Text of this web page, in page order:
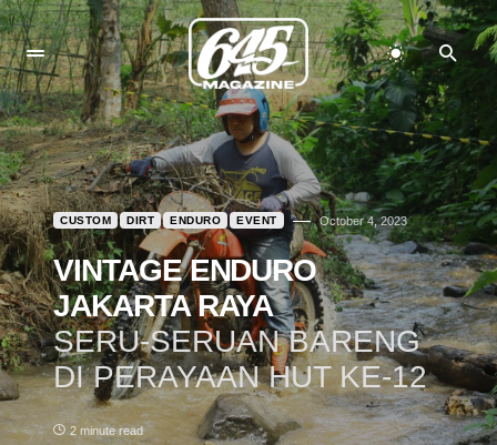
CUSTOM DIRT ENDURO EVENT October 4, 2023
VINTAGE ENDURO
JAKARTA RAYA
SERU-SERUAN BARENG
DI PERAYAAN HUT KE-12
2 minute read